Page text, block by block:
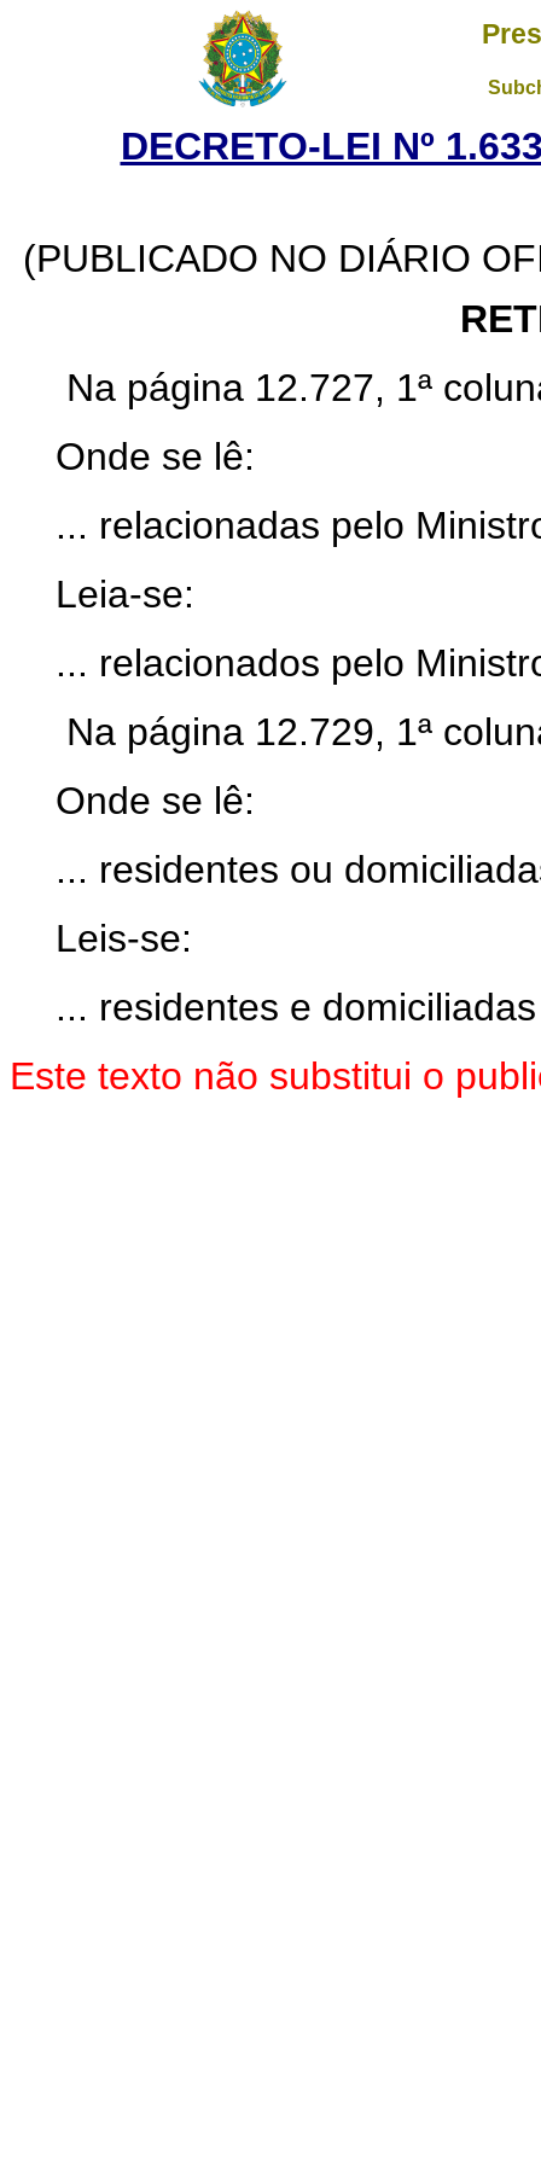
DECRETO-LEI Nº
(PUBLICADO NO DIÁRIO
Na página 12.727, 1ª
Onde se lê:
... relacionadas pelo
Leia-se:
... relacionados pelo
Na página 12.729, 1ª
Onde se lê:
... residentes ou
Leis-se:
... residentes e
Este texto não substitui o